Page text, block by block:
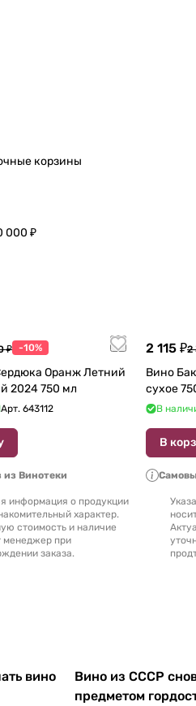
корзины
000 ₽
₽ -10%
Оранж Летний
2024 750 мл
Арт. 643112
из Винотеки
информация о продукции
характер.
стоимость и наличие
менеджер при
заказа.
2 115 ₽2
Вино
В
В
вино
Вино из СССР снова становится
предметом